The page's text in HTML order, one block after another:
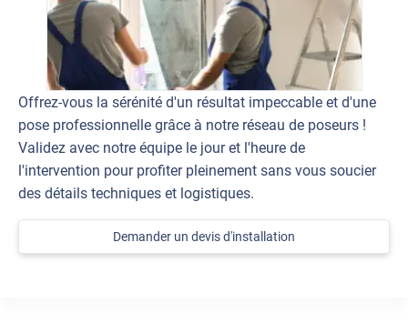
Offrez-vous la sérénité d'un résultat impeccable et d'une
pose professionnelle grâce à notre réseau de poseurs !
Validez avec notre équipe le jour et l'heure de
l'intervention pour profiter pleinement sans vous soucier
des détails techniques et logistiques.
Demander un devis d'installation